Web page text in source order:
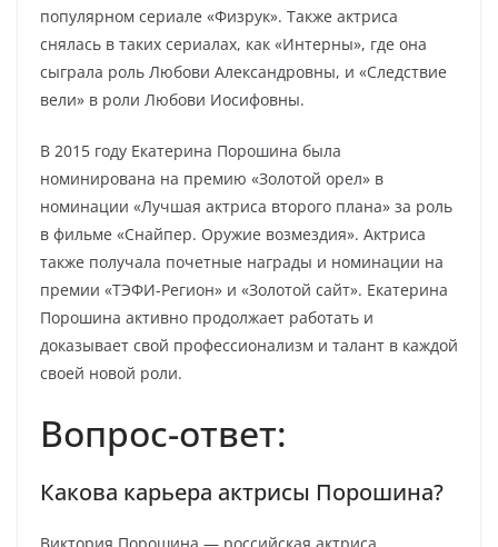
популярном сериале «Физрук». Также актриса
снялась в таких сериалах, как «Интерны», где она
сыграла роль Любови Александровны, и «Следствие
вели» в роли Любови Иосифовны.
В 2015 году Екатерина Порошина была
номинирована на премию «Золотой орел» в
номинации «Лучшая актриса второго плана» за роль
в фильме «Снайпер. Оружие возмездия». Актриса
также получала почетные награды и номинации на
премии «ТЭФИ-Регион» и «Золотой сайт». Екатерина
Порошина активно продолжает работать и
доказывает свой профессионализм и талант в каждой
своей новой роли.
Вопрос-ответ:
Какова карьера актрисы Порошина?